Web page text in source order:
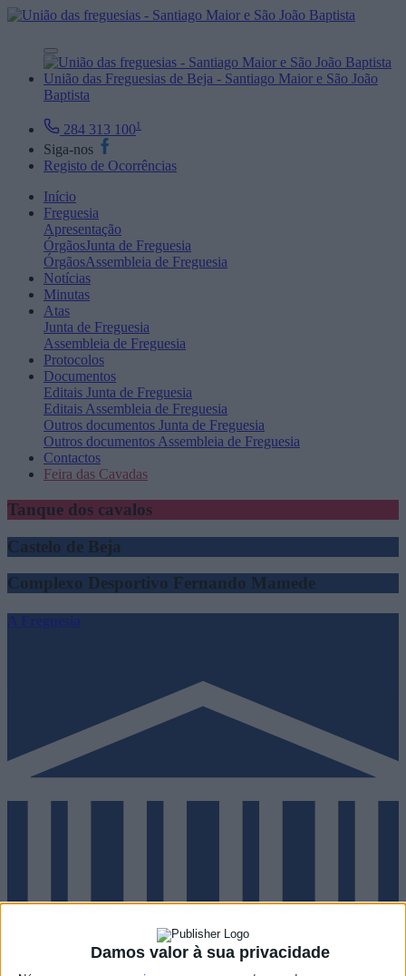
Damos valor à sua privacidade
União das Freguesias de Beja - Santiago Maior e São João
Baptista
284 313 1001
Siga-nos
Registo de Ocorrências
Início
Freguesia
Apresentação
ÓrgãosJunta de Freguesia
ÓrgãosAssembleia de Freguesia
Notícias
Minutas
Atas
Junta de Freguesia
Assembleia de Freguesia
Protocolos
Documentos
Editais Junta de Freguesia
Editais Assembleia de Freguesia
Outros documentos Junta de Freguesia
Outros documentos Assembleia de Freguesia
Contactos
Feira das Cavadas
Tanque dos cavalos
Castelo de Beja
Complexo Desportivo Fernando Mamede
A Freguesia